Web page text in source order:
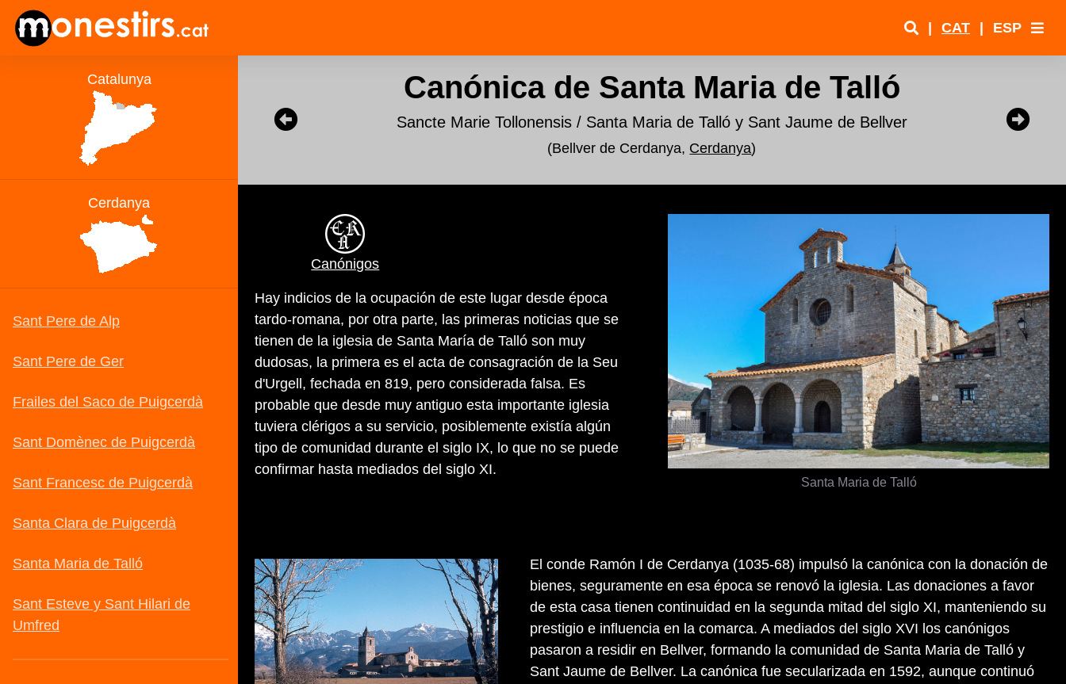
| CAT | ESP
Canónica de Santa Maria de Talló
Sancte Marie Tollonensis / Santa Maria de Talló y Sant Jaume de Bellver
(Bellver de Cerdanya, Cerdanya)
Santa Maria de Talló
Canónigos
Hay indicios de la ocupación de este lugar desde época
tardo-romana, por otra parte, las primeras noticias que se
tienen de la iglesia de Santa María de Talló son muy
dudosas, la primera es el acta de consagración de la Seu
d'Urgell, fechada en 819, pero considerada falsa. Es
probable que desde muy antiguo esta importante iglesia
tuviera clérigos a su servicio, posiblemente existía algún
tipo de comunidad durante el siglo IX, lo que no se puede
confirmar hasta mediados del siglo XI.
El conde Ramón I de Cerdanya (1035-68) impulsó la canónica con la donación de
bienes, seguramente en esa época se renovó la iglesia. Las donaciones a favor
de esta casa tienen continuidad en la segunda mitad del siglo XI, manteniendo su
prestigio e influencia en la comarca. A mediados del siglo XVI los canónigos
pasaron a residir en Bellver, formando la comunidad de Santa Maria de Talló y
Sant Jaume de Bellver. La canónica fue secularizada en 1592, aunque continuó